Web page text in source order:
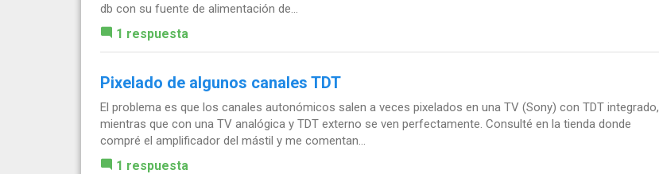
db con su fuente de alimentación de...
1 respuesta
Pixelado de algunos canales TDT
El problema es que los canales autonómicos salen a veces pixelados en una TV (Sony) con TDT integrado,
mientras que con una TV analógica y TDT externo se ven perfectamente. Consulté en la tienda donde
compré el amplificador del mástil y me comentan...
1 respuesta